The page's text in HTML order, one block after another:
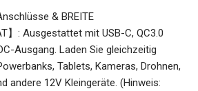
& BREITE
】: Ausgestattet mit USB-C, QC3.0
Ausgang. Laden Sie gleichzeitig
Tablets, Kameras, Drohnen,
andere 12V Kleingeräte. (Hinweis: